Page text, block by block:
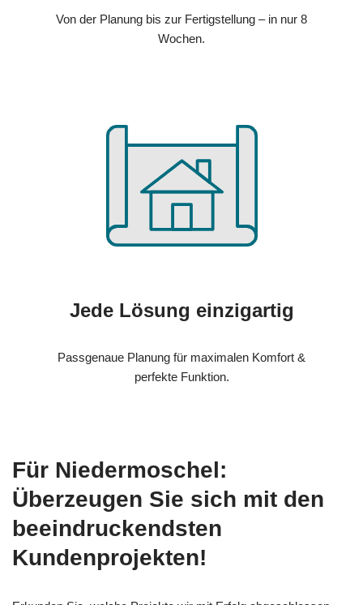
Von der Planung bis zur Fertigstellung – in nur 8
Wochen.
Jede Lösung einzigartig
Passgenaue Planung für maximalen Komfort &
perfekte Funktion.
Für Niedermoschel:
Überzeugen Sie sich mit den
beeindruckendsten
Kundenprojekten!